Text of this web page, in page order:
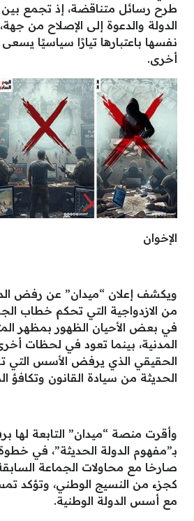
طرح رسائل متناقضة، إذ تجمع
الدولة والدعوة إلى الإصلاح من
نفسها باعتبارها تيارًا سياسيًا
أخرى.
الإخوان
ويكشف إعلان “ميدان” عن رفض
من الازدواجية التي تحكم خطاب
في بعض الأحيان الظهور بمظهر
المدنية، بينما تعود في لحظات
الحقيقي الذي يرفض الأسس التي
الحديثة من سيادة القانون وتكافؤ
وأقرت منصة “ميدان” التابعة
بـ”مفهوم الدولة الحديثة”، في
صارخا مع محاولات الجماعة
كجزء من النسيج الوطني، وتؤكد
مع أسس الدولة الوطنية.